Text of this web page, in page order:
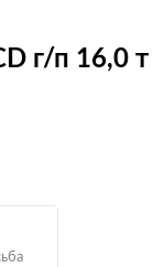
г/п 16,0 т